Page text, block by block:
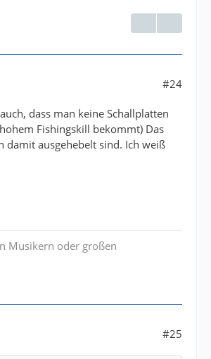
#24
dass man keine Schallplatten
Fishingskill bekommt) Das
damit ausgehebelt sind. Ich weiß
Musikern oder großen
#25